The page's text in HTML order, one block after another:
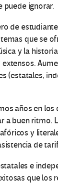
puede ignorar.
de
que se
y la
(estatales,
años en
a buen ritmo.
y
de
e
que los